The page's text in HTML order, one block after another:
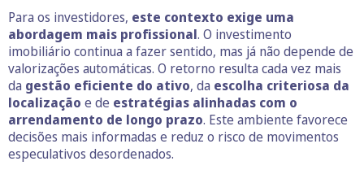
Para os investidores, este contexto exige uma
abordagem mais profissional. O investimento
imobiliário continua a fazer sentido, mas já não depende de
valorizações automáticas. O retorno resulta cada vez mais
da gestão eficiente do ativo, da escolha criteriosa da
localização e de estratégias alinhadas com o
arrendamento de longo prazo. Este ambiente favorece
decisões mais informadas e reduz o risco de movimentos
especulativos desordenados.